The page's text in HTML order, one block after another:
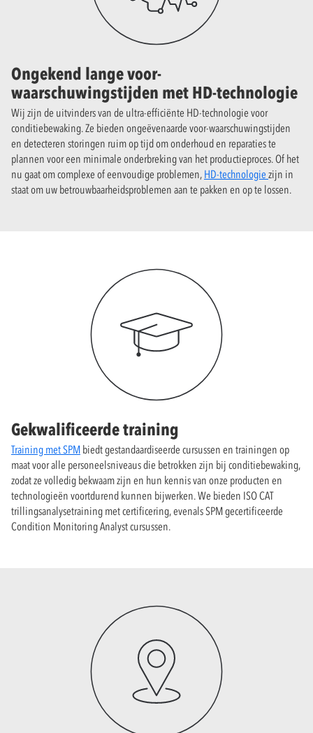
Ongekend lange voor-
waarschuwingstijden met HD-technologie
Wij zijn de uitvinders van de ultra-efficiënte HD-technologie voor
conditiebewaking. Ze bieden ongeëvenaarde voor-waarschuwingstijden
en detecteren storingen ruim op tijd om onderhoud en reparaties te
plannen voor een minimale onderbreking van het productieproces. Of het
nu gaat om complexe of eenvoudige problemen, HD-technologie zijn in
staat om uw betrouwbaarheidsproblemen aan te pakken en op te lossen.
Gekwalificeerde training
Training met SPM biedt gestandaardiseerde cursussen en trainingen op
maat voor alle personeelsniveaus die betrokken zijn bij conditiebewaking,
zodat ze volledig bekwaam zijn en hun kennis van onze producten en
technologieën voortdurend kunnen bijwerken. We bieden ISO CAT
trillingsanalysetraining met certificering, evenals SPM gecertificeerde
Condition Monitoring Analyst cursussen.